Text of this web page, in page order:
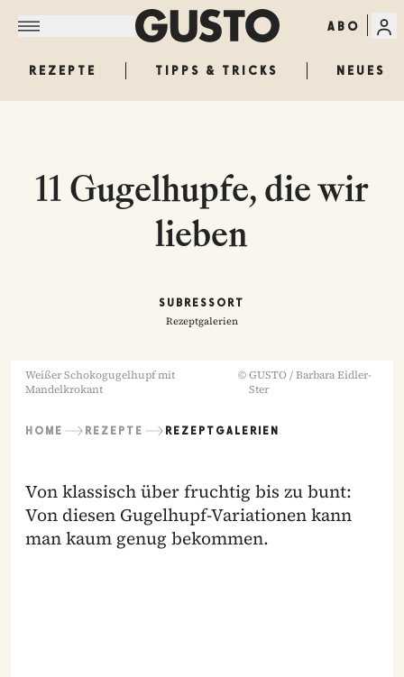
ABO
REZEPTE TIPPS & TRICKS NEUES
11 Gugelhupfe, die wir
lieben
SUBRESSORT
Rezeptgalerien
Weißer Schokogugelhupf mit
Mandelkrokant
© GUSTO / Barbara Eidler-
Ster
HOME REZEPTE REZEPTGALERIEN
Von klassisch über fruchtig bis zu bunt:
Von diesen Gugelhupf-Variationen kann
man kaum genug bekommen.